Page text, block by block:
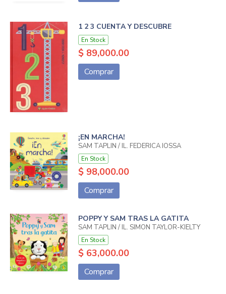
1 2 3 CUENTA Y DESCUBRE
En Stock
$ 89,000.00
Comprar
¡EN MARCHA!
SAM TAPLIN / IL. FEDERICA IOSSA
En Stock
$ 98,000.00
Comprar
POPPY Y SAM TRAS LA GATITA
SAM TAPLIN / IL. SIMON TAYLOR-KIELTY
En Stock
$ 63,000.00
Comprar